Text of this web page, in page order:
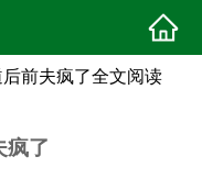
前夫疯了全文阅读
疯了